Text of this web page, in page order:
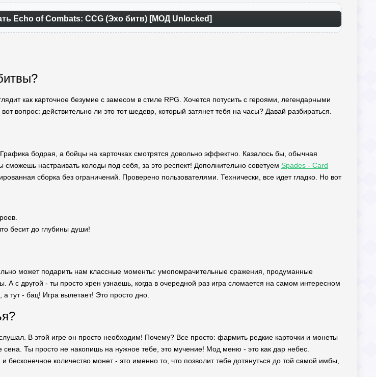
Echo of Combats: CCG (Эхо битв) [МОД Unlocked]
как карточное безумие с замесом в стиле RPG. Хочется потусить с героями, легендарными
вопрос: действительно ли это тот шедевр, который затянет тебя на часы? Давай разбираться.
бодрая, а бойцы на карточках смотрятся довольно эффектно. Казалось бы, обычная
сможешь настраивать колоды под себя, за это респект! Дополнительно советуем Spades - Card
сборка без ограничений. Проверено пользователями. Технически, все идет гладко. Но вот
бесит до глубины души!
может подарить нам классные моменты: умопомрачительные сражения, продуманные
А с другой - ты просто хрен узнаешь, когда в очередной раз игра сломается на самом интересном
тут - бац! Игра вылетает! Это просто дно.
В этой игре он просто необходим! Почему? Все просто: фармить редкие карточки и монеты
сена. Ты просто не накопишь на нужное тебе, это мучение! Мод меню - это как дар небес.
бесконечное количество монет - это именно то, что позволит тебе дотянуться до той самой имбы,